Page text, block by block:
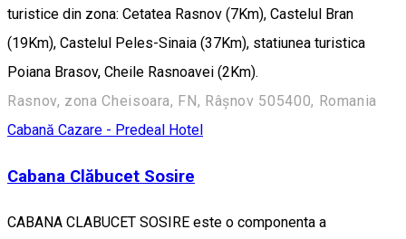
turistice din zona: Cetatea Rasnov (7Km), Castelul Bran
(19Km), Castelul Peles-Sinaia (37Km), statiunea turistica
Poiana Brasov, Cheile Rasnoavei (2Km).
Rasnov, zona Cheisoara, FN, Râșnov 505400, Romania
Cabană Cazare - Predeal Hotel
Cabana Clăbucet Sosire
CABANA CLABUCET SOSIRE este o componenta a